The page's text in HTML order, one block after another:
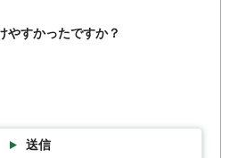
やすかったですか？
送信